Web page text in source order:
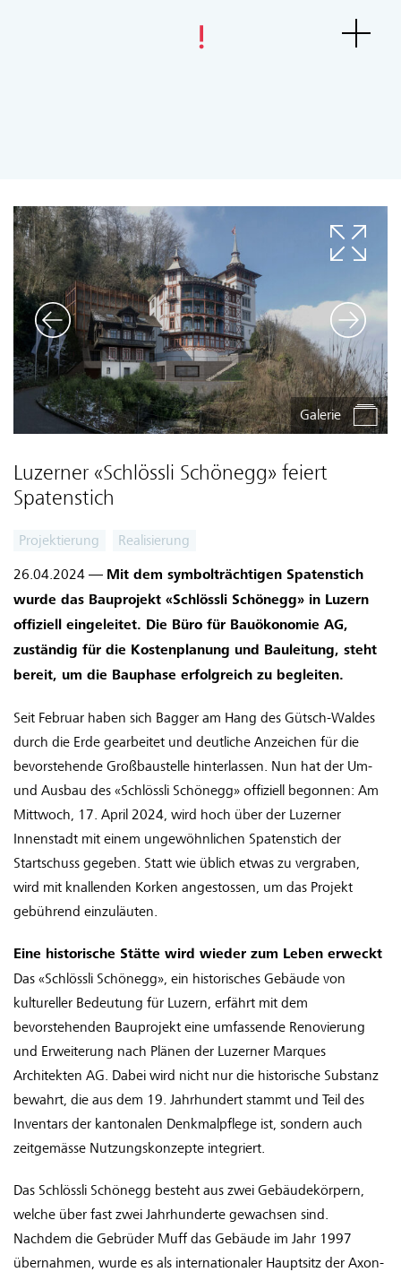
Galerie
Luzerner «Schlössli Schönegg» feiert
Spatenstich
Projektierung Realisierung
26.04.2024 — Mit dem symbolträchtigen Spatenstich
wurde das Bauprojekt «Schlössli Schönegg» in Luzern
offiziell eingeleitet. Die Büro für Bauökonomie AG,
zuständig für die Kostenplanung und Bauleitung, steht
bereit, um die Bauphase erfolgreich zu begleiten.
Seit Februar haben sich Bagger am Hang des Gütsch-Waldes
durch die Erde gearbeitet und deutliche Anzeichen für die
bevorstehende Großbaustelle hinterlassen. Nun hat der Um-
und Ausbau des «Schlössli Schönegg» offiziell begonnen: Am
Mittwoch, 17. April 2024, wird hoch über der Luzerner
Innenstadt mit einem ungewöhnlichen Spatenstich der
Startschuss gegeben. Statt wie üblich etwas zu vergraben,
wird mit knallenden Korken angestossen, um das Projekt
gebührend einzuläuten.
Eine historische Stätte wird wieder zum Leben erweckt
Das «Schlössli Schönegg», ein historisches Gebäude von
kultureller Bedeutung für Luzern, erfährt mit dem
bevorstehenden Bauprojekt eine umfassende Renovierung
und Erweiterung nach Plänen der Luzerner Marques
Architekten AG. Dabei wird nicht nur die historische Substanz
bewahrt, die aus dem 19. Jahrhundert stammt und Teil des
Inventars der kantonalen Denkmalpflege ist, sondern auch
zeitgemässe Nutzungskonzepte integriert.
Das Schlössli Schönegg besteht aus zwei Gebäudekörpern,
welche über fast zwei Jahrhunderte gewachsen sind.
Nachdem die Gebrüder Muff das Gebäude im Jahr 1997
übernahmen, wurde es als internationaler Hauptsitz der Axon-